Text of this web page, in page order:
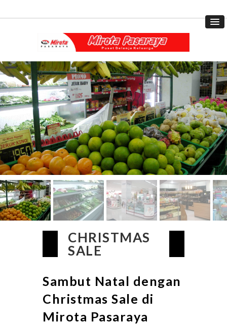
CHRISTMAS
SALE
Sambut Natal dengan
Christmas Sale di
Mirota Pasaraya